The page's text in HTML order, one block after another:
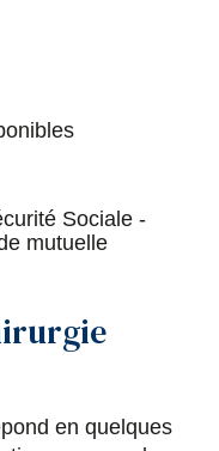
Sociale -
mutuelle
en quelques